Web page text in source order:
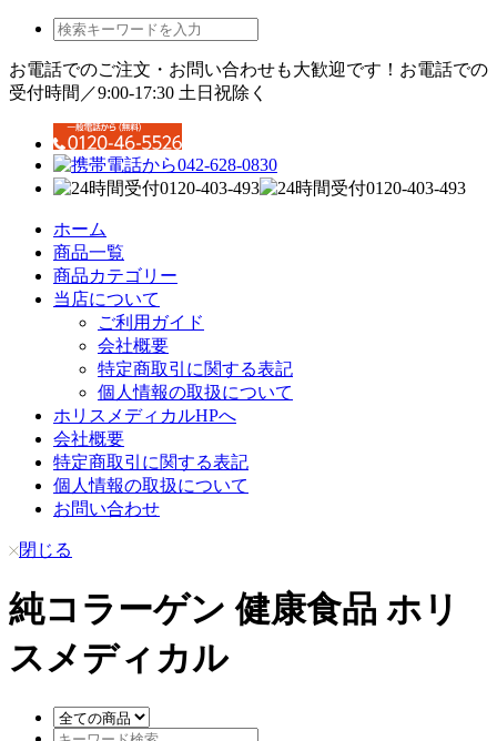
お電話でのご注文・お問い合わせも大歓迎です！ お電話での
受付時間／9:00-17:30 土日祝除く
ホーム
商品一覧
商品カテゴリー
当店について
ご利用ガイド
会社概要
特定商取引に関する表記
個人情報の取扱について
ホリスメディカルHPへ
会社概要
特定商取引に関する表記
個人情報の取扱について
お問い合わせ
閉じる
純コラーゲン 健康食品 ホリ
スメディカル